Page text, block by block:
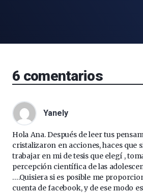
6 comentarios
Yanely
Hola Ana. Después de leer tus
cristalizaron en acciones, haces que
trabajar en mi de tesis que elegí ,
percepción científica de las
….Quisiera si es posible me
cuenta de facebook, y de ese modo